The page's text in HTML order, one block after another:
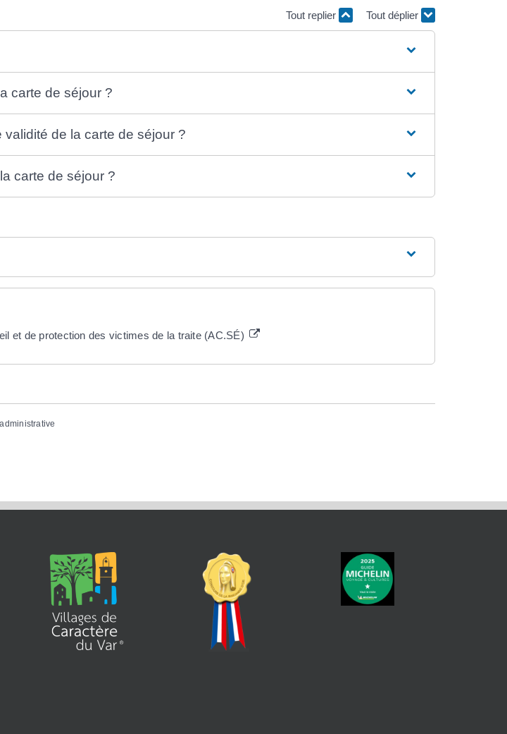
Tout replier Tout déplier
carte de séjour ?
validité de la carte de séjour ?
carte de séjour ?
et de protection des victimes de la traite (AC.SÉ)